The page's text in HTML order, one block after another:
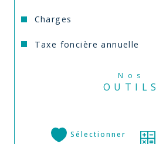
Charges
Taxe foncière annuelle
Nos
OUTILS
Sélectionner